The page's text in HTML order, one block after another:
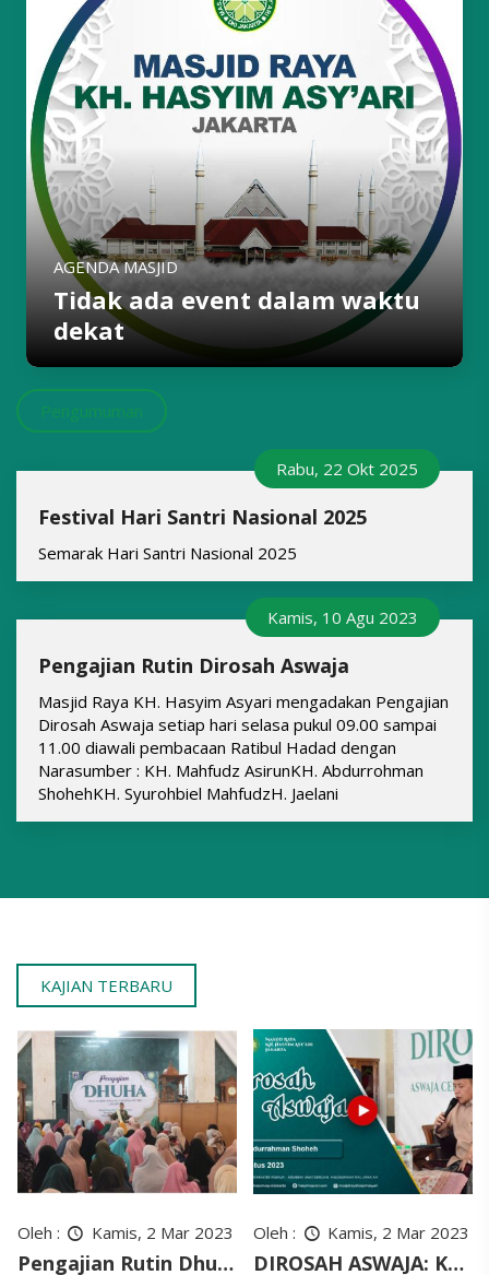
AGENDA MASJID
Tidak ada event dalam waktu
dekat
Pengumuman
Rabu, 22 Okt 2025
Festival Hari Santri Nasional 2025
Semarak Hari Santri Nasional 2025
Kamis, 10 Agu 2023
Pengajian Rutin Dirosah Aswaja
Masjid Raya KH. Hasyim Asyari mengadakan Pengajian
Dirosah Aswaja setiap hari selasa pukul 09.00 sampai
11.00 diawali pembacaan Ratibul Hadad dengan
Narasumber : KH. Mahfudz AsirunKH. Abdurrohman
ShohehKH. Syurohbiel MahfudzH. Jaelani
KAJIAN TERBARU
2 Mar 2023
Pengajian Rutin Dhuha
Oleh : Kamis, 2 Mar 2023
DIROSAH ASWAJA: KH Abdurrahman Shoheh
Oleh :